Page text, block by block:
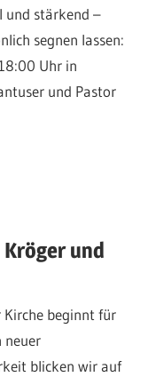
und stärkend –
segnen lassen:
Uhr in
und Pastor
und
Kirche beginnt für
neuer
blicken wir auf